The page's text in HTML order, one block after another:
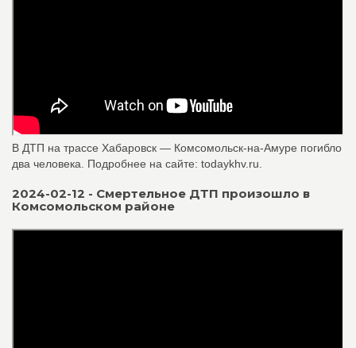
В ДТП на трассе Хабаровск — Комсомольск-на-Амуре погибло
два человека. Подробнее на сайте: todaykhv.ru.
2024-02-12 - Смертельное ДТП произошло в
Комсомольском районе